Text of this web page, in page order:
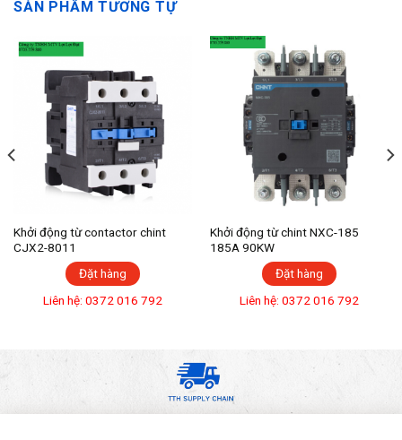
SẢN PHẨM TƯƠNG TỰ
Khởi động từ contactor chint
CJX2-8011
Đặt hàng
Liên hệ: 0372 016 792
Khởi động từ chint NXC-185
185A 90KW
Đặt hàng
Liên hệ: 0372 016 792